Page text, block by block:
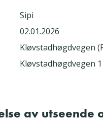
Sipi
02.01.2026
Kløvstadhøgdvegen
Kløvstadhøgdvegen
av utseende